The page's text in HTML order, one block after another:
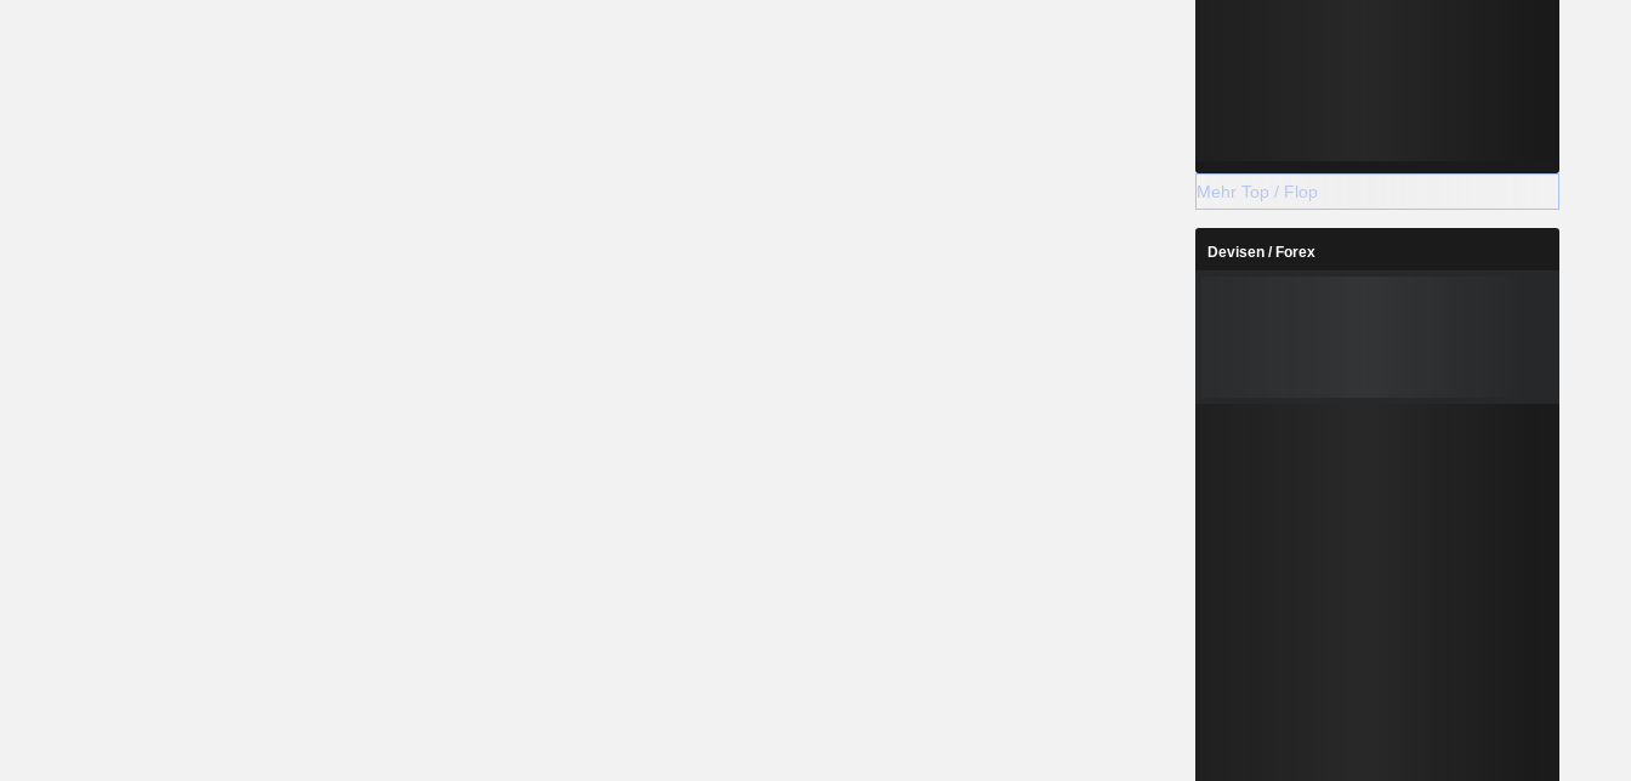
Mehr Top / Flop
Devisen / Forex